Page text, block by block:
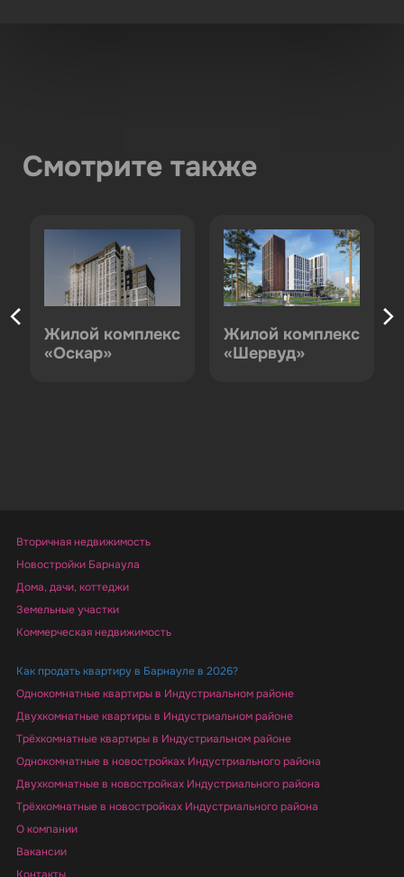
Смотрите также
Жилой комплекс
«Оскар»
Жилой комплекс
«Шервуд»
Вторичная недвижимость
Новостройки Барнаула
Дома, дачи, коттеджи
Земельные участки
Коммерческая недвижимость
Как продать квартиру в Барнауле в 2026?
Однокомнатные квартиры в Индустриальном районе
Двухкомнатные квартиры в Индустриальном районе
Трёхкомнатные квартиры в Индустриальном районе
Однокомнатные в новостройках Индустриального района
Двухкомнатные в новостройках Индустриального района
Трёхкомнатные в новостройках Индустриального района
О компании
Вакансии